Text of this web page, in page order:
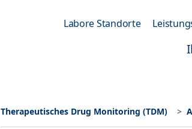
Labore Standorte
Therapeutisches Drug Monitoring (TDM)